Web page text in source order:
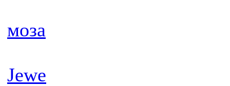
моза
Jewe